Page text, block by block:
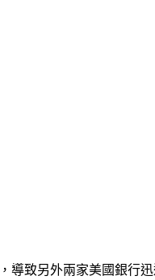
致另外兩家美國銀行